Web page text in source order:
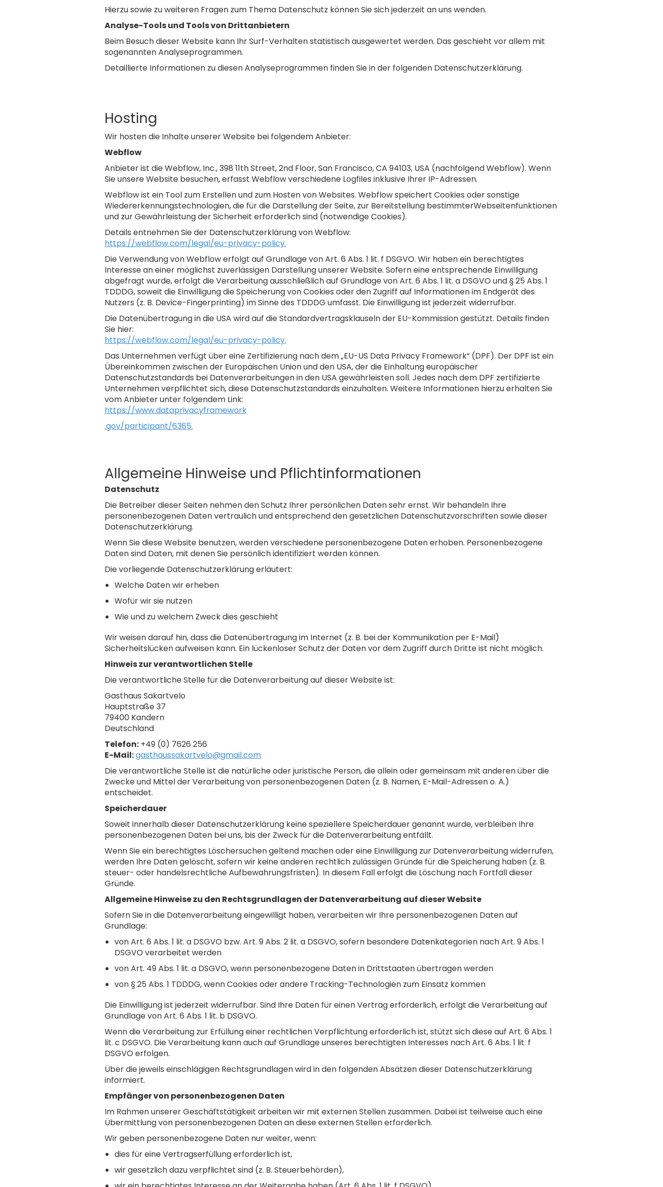
Hierzu sowie zu weiteren Fragen zum Thema Datenschutz können Sie sich jederzeit an uns wenden.
Analyse-Tools und Tools von Drittanbietern
Beim Besuch dieser Website kann Ihr Surf-Verhalten statistisch ausgewertet werden. Das geschieht vor allem mit
sogenannten Analyseprogrammen.
Detaillierte Informationen zu diesen Analyseprogrammen finden Sie in der folgenden Datenschutzerklärung.
Hosting
Wir hosten die Inhalte unserer Website bei folgendem Anbieter:
Webflow
Anbieter ist die Webflow, Inc., 398 11th Street, 2nd Floor, San Francisco, CA 94103, USA (nachfolgend Webflow). Wenn
Sie unsere Website besuchen, erfasst Webflow verschiedene Logfiles inklusive Ihrer IP-Adressen.
Webflow ist ein Tool zum Erstellen und zum Hosten von Websites. Webflow speichert Cookies oder sonstige
Wiedererkennungstechnologien, die für die Darstellung der Seite, zur Bereitstellung bestimmterWebseitenfunktionen
und zur Gewährleistung der Sicherheit erforderlich sind (notwendige Cookies).
Details entnehmen Sie der Datenschutzerklärung von Webflow:
https://webflow.com/legal/eu-privacy-policy.
Die Verwendung von Webflow erfolgt auf Grundlage von Art. 6 Abs. 1 lit. f DSGVO. Wir haben ein berechtigtes
Interesse an einer möglichst zuverlässigen Darstellung unserer Website. Sofern eine entsprechende Einwilligung
abgefragt wurde, erfolgt die Verarbeitung ausschließlich auf Grundlage von Art. 6 Abs. 1 lit. a DSGVO und § 25 Abs. 1
TDDDG, soweit die Einwilligung die Speicherung von Cookies oder den Zugriff auf Informationen im Endgerät des
Nutzers (z. B. Device-Fingerprinting) im Sinne des TDDDG umfasst. Die Einwilligung ist jederzeit widerrufbar.
Die Datenübertragung in die USA wird auf die Standardvertragsklauseln der EU-Kommission gestützt. Details finden
Sie hier:
https://webflow.com/legal/eu-privacy-policy.
Das Unternehmen verfügt über eine Zertifizierung nach dem „EU-US Data Privacy Framework“ (DPF). Der DPF ist ein
Übereinkommen zwischen der Europäischen Union und den USA, der die Einhaltung europäischer
Datenschutzstandards bei Datenverarbeitungen in den USA gewährleisten soll. Jedes nach dem DPF zertifizierte
Unternehmen verpflichtet sich, diese Datenschutzstandards einzuhalten. Weitere Informationen hierzu erhalten Sie
vom Anbieter unter folgendem Link:
https://www.dataprivacyframework
.gov/participant/6365.
Allgemeine Hinweise und Pflichtinformationen
Datenschutz
Die Betreiber dieser Seiten nehmen den Schutz Ihrer persönlichen Daten sehr ernst. Wir behandeln Ihre
personenbezogenen Daten vertraulich und entsprechend den gesetzlichen Datenschutzvorschriften sowie dieser
Datenschutzerklärung.
Wenn Sie diese Website benutzen, werden verschiedene personenbezogene Daten erhoben. Personenbezogene
Daten sind Daten, mit denen Sie persönlich identifiziert werden können.
Die vorliegende Datenschutzerklärung erläutert:
Welche Daten wir erheben
Wofür wir sie nutzen
Wie und zu welchem Zweck dies geschieht
Wir weisen darauf hin, dass die Datenübertragung im Internet (z. B. bei der Kommunikation per E-Mail)
Sicherheitslücken aufweisen kann. Ein lückenloser Schutz der Daten vor dem Zugriff durch Dritte ist nicht möglich.
Hinweis zur verantwortlichen Stelle
Die verantwortliche Stelle für die Datenverarbeitung auf dieser Website ist:
Gasthaus Sakartvelo
Hauptstraße 37
79400 Kandern
Deutschland
Telefon: +49 (0) 7626 256
E-Mail:gasthaussakartvelo@gmail.com
Die verantwortliche Stelle ist die natürliche oder juristische Person, die allein oder gemeinsam mit anderen über die
Zwecke und Mittel der Verarbeitung von personenbezogenen Daten (z. B. Namen, E-Mail-Adressen o. Ä.)
entscheidet.
Speicherdauer
Soweit innerhalb dieser Datenschutzerklärung keine speziellere Speicherdauer genannt wurde, verbleiben Ihre
personenbezogenen Daten bei uns, bis der Zweck für die Datenverarbeitung entfällt.
Wenn Sie ein berechtigtes Löschersuchen geltend machen oder eine Einwilligung zur Datenverarbeitung widerrufen,
werden Ihre Daten gelöscht, sofern wir keine anderen rechtlich zulässigen Gründe für die Speicherung haben (z. B.
steuer- oder handelsrechtliche Aufbewahrungsfristen). In diesem Fall erfolgt die Löschung nach Fortfall dieser
Gründe.
Allgemeine Hinweise zu den Rechtsgrundlagen der Datenverarbeitung auf dieser Website
Sofern Sie in die Datenverarbeitung eingewilligt haben, verarbeiten wir Ihre personenbezogenen Daten auf
Grundlage:
von Art. 6 Abs. 1 lit. a DSGVO bzw. Art. 9 Abs. 2 lit. a DSGVO, sofern besondere Datenkategorien nach Art. 9 Abs. 1
DSGVO verarbeitet werden
von Art. 49 Abs. 1 lit. a DSGVO, wenn personenbezogene Daten in Drittstaaten übertragen werden
von § 25 Abs. 1 TDDDG, wenn Cookies oder andere Tracking-Technologien zum Einsatz kommen
Die Einwilligung ist jederzeit widerrufbar. Sind Ihre Daten für einen Vertrag erforderlich, erfolgt die Verarbeitung auf
Grundlage von Art. 6 Abs. 1 lit. b DSGVO.
Wenn die Verarbeitung zur Erfüllung einer rechtlichen Verpflichtung erforderlich ist, stützt sich diese auf Art. 6 Abs. 1
lit. c DSGVO. Die Verarbeitung kann auch auf Grundlage unseres berechtigten Interesses nach Art. 6 Abs. 1 lit. f
DSGVO erfolgen.
Über die jeweils einschlägigen Rechtsgrundlagen wird in den folgenden Absätzen dieser Datenschutzerklärung
informiert.
Empfänger von personenbezogenen Daten
Im Rahmen unserer Geschäftstätigkeit arbeiten wir mit externen Stellen zusammen. Dabei ist teilweise auch eine
Übermittlung von personenbezogenen Daten an diese externen Stellen erforderlich.
Wir geben personenbezogene Daten nur weiter, wenn:
dies für eine Vertragserfüllung erforderlich ist,
wir gesetzlich dazu verpflichtet sind (z. B. Steuerbehörden),